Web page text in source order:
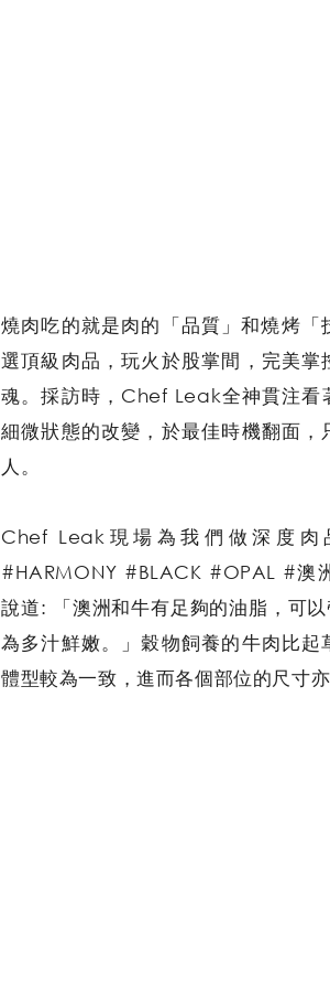
燒肉吃的就是肉的「品質」和燒烤
選頂級肉品，玩火於股掌間，完美
魂。採訪時，Chef Leak全神貫注看
細微狀態的改變，於最佳時機翻面
人。
Chef Leak現場為我們做深度
#HARMONY #BLACK #OPAL #
說道: 「澳洲和牛有足夠的油脂，可
為多汁鮮嫩。」穀物飼養的牛肉比起
體型較為一致，進而各個部位的尺寸亦